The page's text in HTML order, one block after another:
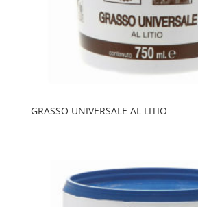
GRASSO UNIVERSALE AL LITIO